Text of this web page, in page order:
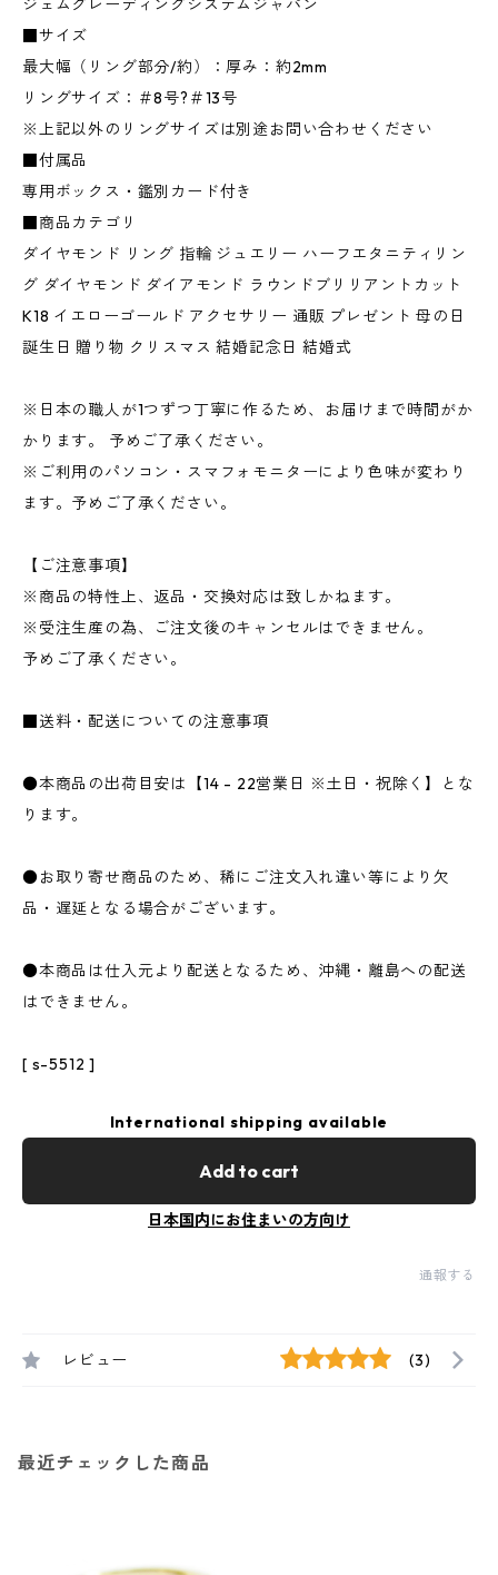
ジェムグレーディングシステムジャパン
■サイズ
最大幅（リング部分/約）：厚み：約2mm
リングサイズ：＃8号?＃13号
※上記以外のリングサイズは別途お問い合わせください
■付属品
専用ボックス・鑑別カード付き
■商品カテゴリ
ダイヤモンド リング 指輪 ジュエリー ハーフエタニティリン
グ ダイヤモンド ダイアモンド ラウンドブリリアントカット
K18 イエローゴールド アクセサリー 通販 プレゼント 母の日
誕生日 贈り物 クリスマス 結婚記念日 結婚式
※日本の職人が1つずつ丁寧に作るため、お届けまで時間がか
かります。 予めご了承ください。
※ご利用のパソコン・スマフォモニターにより色味が変わり
ます。予めご了承ください。
【ご注意事項】
※商品の特性上、返品・交換対応は致しかねます。
※受注生産の為、ご注文後のキャンセルはできません。
予めご了承ください。
■送料・配送についての注意事項
●本商品の出荷目安は【14 - 22営業日 ※土日・祝除く】とな
ります。
●お取り寄せ商品のため、稀にご注文入れ違い等により欠
品・遅延となる場合がございます。
●本商品は仕入元より配送となるため、沖縄・離島への配送
はできません。
[ s-5512 ]
International shipping available
Add to cart
日本国内にお住まいの方向け
通報する
レビュー (3)
最近チェックした商品